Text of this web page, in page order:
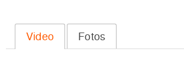
Video Fotos